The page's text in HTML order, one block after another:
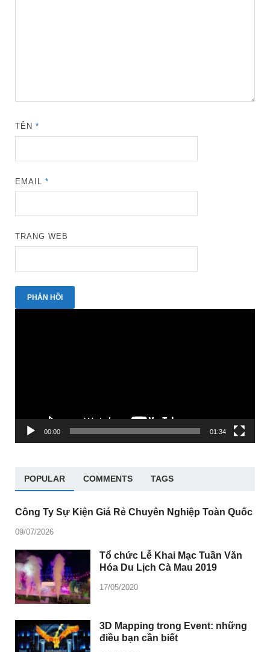
TÊN*
EMAIL*
TRANG WEB
00:00 01:34
POPULAR COMMENTS TAGS
Công Ty Sự Kiện Giá Rẻ Chuyên Nghiệp Toàn Quốc
09/07/2026
Tổ chức Lễ Khai Mạc Tuần Văn
Hóa Du Lịch Cà Mau 2019
17/05/2020
3D Mapping trong Event: những
điều bạn cần biết